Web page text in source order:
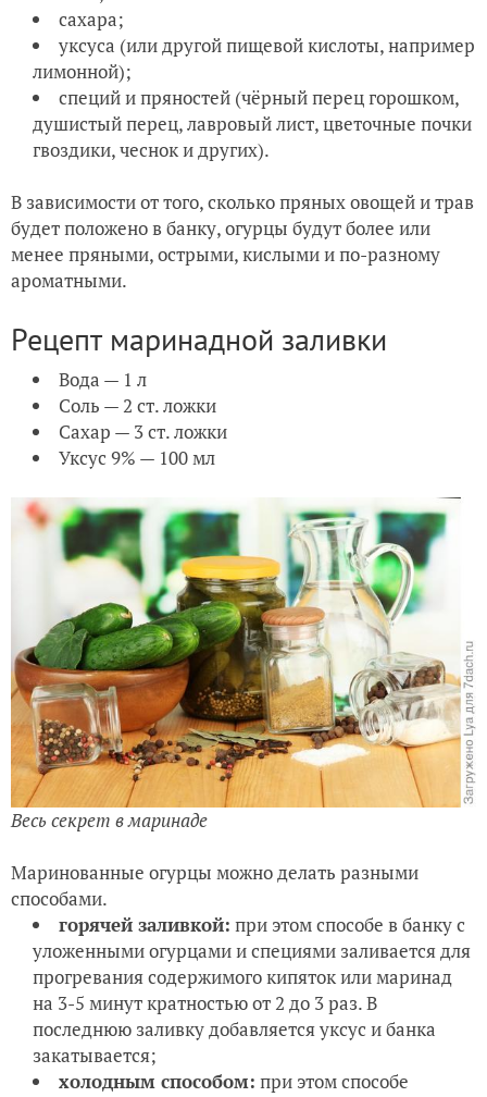
сахара;
уксуса (или другой пищевой кислоты, например
лимонной);
специй и пряностей (чёрный перец горошком,
душистый перец, лавровый лист, цветочные почки
гвоздики, чеснок и других).
В зависимости от того, сколько пряных овощей и трав
будет положено в банку, огурцы будут более или
менее пряными, острыми, кислыми и по-разному
ароматными.
Рецепт маринадной заливки
Вода — 1 л
Соль — 2 ст. ложки
Сахар — 3 ст. ложки
Уксус 9% — 100 мл
Весь секрет в маринаде
Маринованные огурцы можно делать разными
способами.
горячей заливкой: при этом способе в банку с
уложенными огурцами и специями заливается для
прогревания содержимого кипяток или маринад
на 3-5 минут кратностью от 2 до 3 раз. В
последнюю заливку добавляется уксус и банка
закатывается;
холодным способом: при этом способе